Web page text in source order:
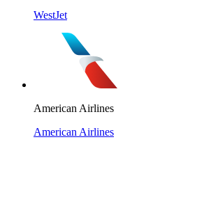
WestJet
American Airlines
American Airlines